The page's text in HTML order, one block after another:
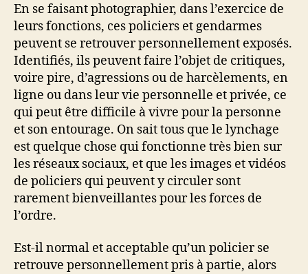
En se faisant photographier, dans l’exercice de
leurs fonctions, ces policiers et gendarmes
peuvent se retrouver personnellement exposés.
Identifiés, ils peuvent faire l’objet de critiques,
voire pire, d’agressions ou de harcèlements, en
ligne ou dans leur vie personnelle et privée, ce
qui peut être difficile à vivre pour la personne
et son entourage. On sait tous que le lynchage
est quelque chose qui fonctionne très bien sur
les réseaux sociaux, et que les images et vidéos
de policiers qui peuvent y circuler sont
rarement bienveillantes pour les forces de
l’ordre.
Est-il normal et acceptable qu’un policier se
retrouve personnellement pris à partie, alors